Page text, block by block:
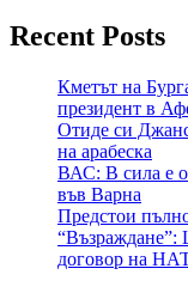
Recent Posts
Кметът на
президент в
Отиде си
на арабеска
ВАС: В сила е
във Варна
Предстои
“Възраждане”:
договор на